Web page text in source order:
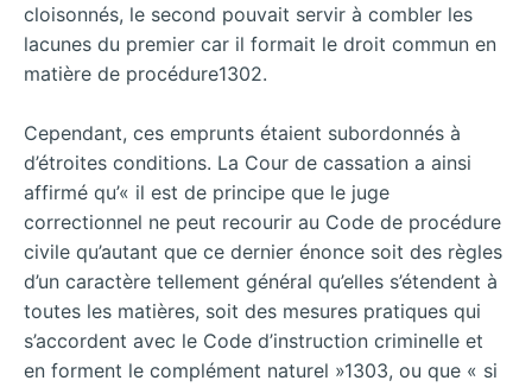
cloisonnés, le second pouvait servir à combler les
lacunes du premier car il formait le droit commun en
matière de procédure1302.
Cependant, ces emprunts étaient subordonnés à
d’étroites conditions. La Cour de cassation a ainsi
affirmé qu’« il est de principe que le juge
correctionnel ne peut recourir au Code de procédure
civile qu’autant que ce dernier énonce soit des règles
d’un caractère tellement général qu’elles s’étendent à
toutes les matières, soit des mesures pratiques qui
s’accordent avec le Code d’instruction criminelle et
en forment le complément naturel »1303, ou que « si